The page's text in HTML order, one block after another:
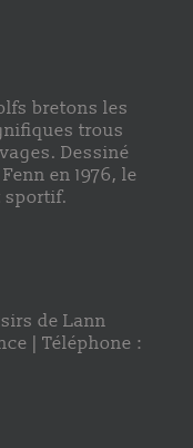
bretons les
trous
Dessiné
en 1976, le
sportif.
de Lann
| Téléphone :